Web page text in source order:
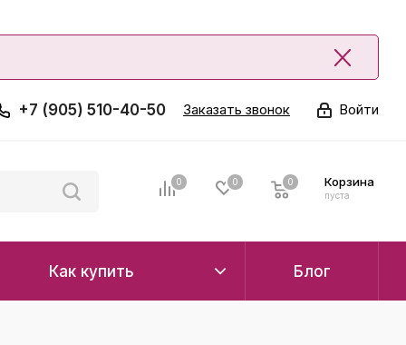
Войти
+7 (905) 510-40-50 Заказать звонок
0 0 Корзина
0
пуста
0
Как купить Блог